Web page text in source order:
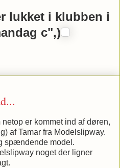
lukket i klubben i
c",)
netop er kommet ind af døren,
af Tamar fra Modelslipway.
spændende model.
noget der ligner